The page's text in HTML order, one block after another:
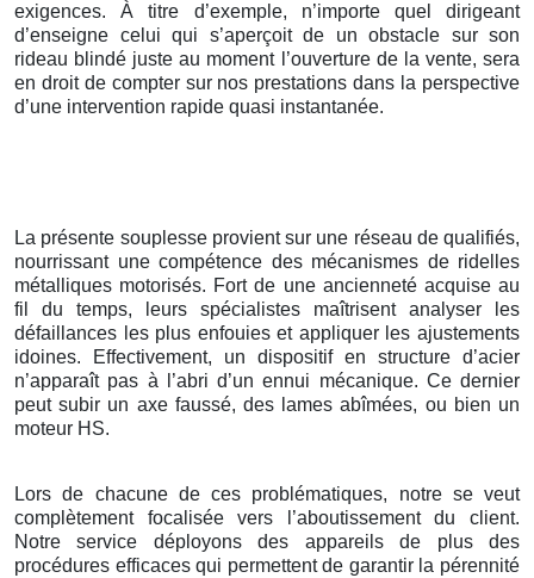
exigences. À titre d’exemple, n’importe quel dirigeant
d’enseigne celui qui s’aperçoit de un obstacle sur son
rideau blindé juste au moment l’ouverture de la vente, sera
en droit de compter sur nos prestations dans la perspective
d’une intervention rapide quasi instantanée.
La présente souplesse provient sur une réseau de qualifiés,
nourrissant une compétence des mécanismes de ridelles
métalliques motorisés. Fort de une ancienneté acquise au
fil du temps, leurs spécialistes maîtrisent analyser les
défaillances les plus enfouies et appliquer les ajustements
idoines. Effectivement, un dispositif en structure d’acier
n’apparaît pas à l’abri d’un ennui mécanique. Ce dernier
peut subir un axe faussé, des lames abîmées, ou bien un
moteur HS.
Lors de chacune de ces problématiques, notre se veut
complètement focalisée vers l’aboutissement du client.
Notre service déployons des appareils de plus des
procédures efficaces qui permettent de garantir la pérennité